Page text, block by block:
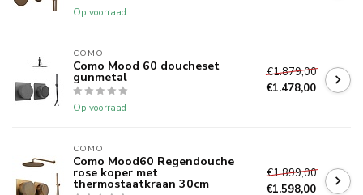
Op voorraad
COMO
Como Mood 60 doucheset
gunmetal
Op voorraad
€1.879,00
€1.478,00
COMO
Como Mood60 Regendouche
rose koper met
thermostaatkraan 30cm
€1.899,00
€1.598,00